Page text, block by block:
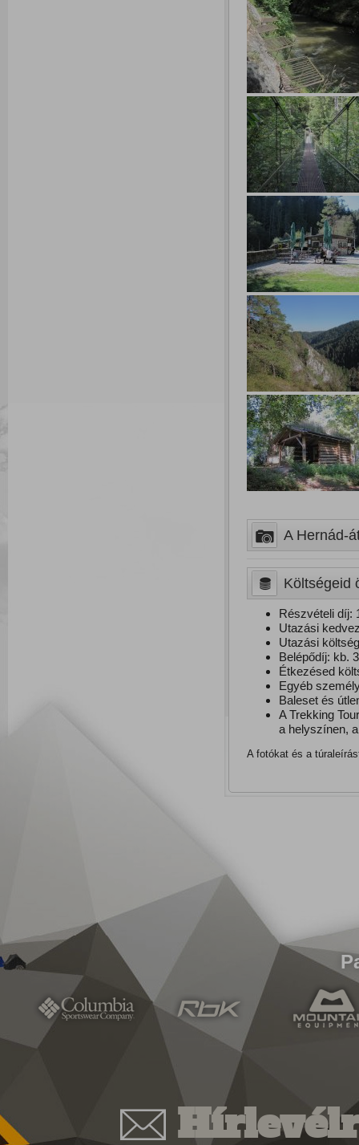
A Hernád-
Költségeid
Részvételi díj:
Utazási
Utazási
Belépődíj: kb.
Étkezésed
Egyéb
Baleset és
A Trekking
a helyszínen,
A fotókat és a